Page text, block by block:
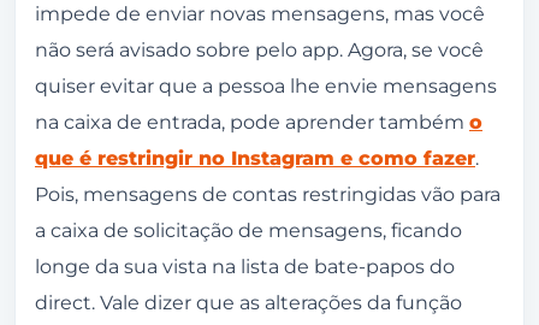
impede de enviar novas mensagens, mas você
não será avisado sobre pelo app. Agora, se você
quiser evitar que a pessoa lhe envie mensagens
na caixa de entrada, pode aprender também o
que é restringir no Instagram e como fazer.
Pois, mensagens de contas restringidas vão para
a caixa de solicitação de mensagens, ficando
longe da sua vista na lista de bate-papos do
direct. Vale dizer que as alterações da função